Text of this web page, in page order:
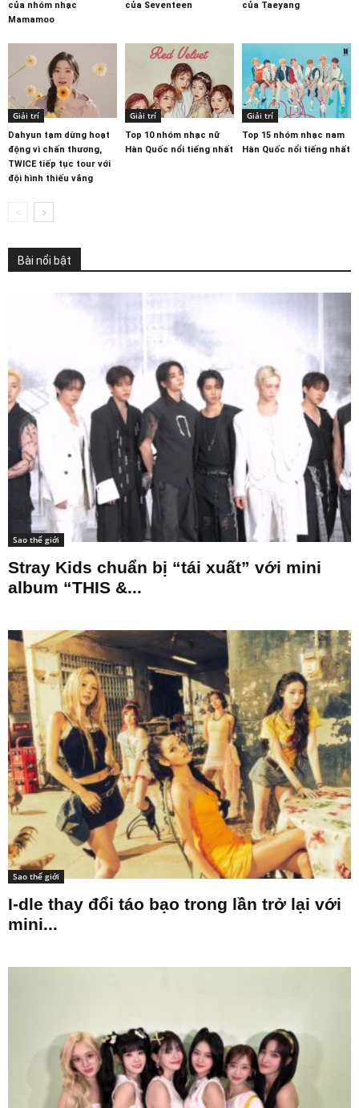
của nhóm nhạc
Mamamoo
của Seventeen
của Taeyang
Giải trí
Dahyun tạm dừng hoạt
động vì chấn thương,
TWICE tiếp tục tour với
đội hình thiếu vắng
Giải trí
Top 10 nhóm nhạc nữ
Hàn Quốc nổi tiếng nhất
Giải trí
Top 15 nhóm nhạc nam
Hàn Quốc nổi tiếng nhất
Bài nổi bật
Sao thế giới
Stray Kids chuẩn bị “tái xuất” với mini
album “THIS &...
Sao thế giới
I-dle thay đổi táo bạo trong lần trở lại với
mini...